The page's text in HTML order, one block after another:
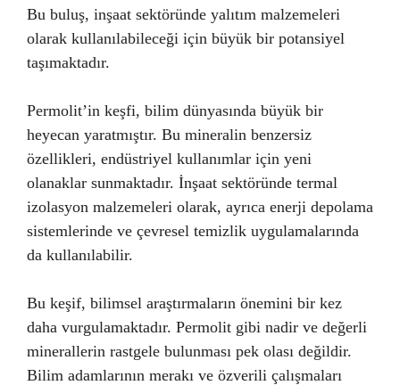
Bu buluş, inşaat sektöründe yalıtım malzemeleri
olarak kullanılabileceği için büyük bir potansiyel
taşımaktadır.
Permolit’in keşfi, bilim dünyasında büyük bir
heyecan yaratmıştır. Bu mineralin benzersiz
özellikleri, endüstriyel kullanımlar için yeni
olanaklar sunmaktadır. İnşaat sektöründe termal
izolasyon malzemeleri olarak, ayrıca enerji depolama
sistemlerinde ve çevresel temizlik uygulamalarında
da kullanılabilir.
Bu keşif, bilimsel araştırmaların önemini bir kez
daha vurgulamaktadır. Permolit gibi nadir ve değerli
minerallerin rastgele bulunması pek olası değildir.
Bilim adamlarının merakı ve özverili çalışmaları